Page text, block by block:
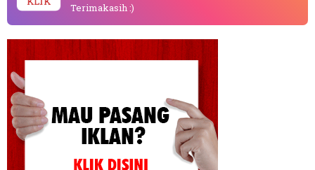
Terimakasih :)